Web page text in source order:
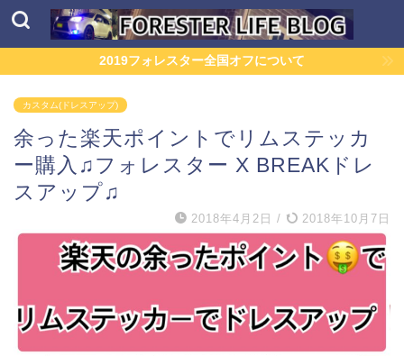
2019フォレスター全国オフについて
カスタム(ドレスアップ)
余った楽天ポイントでリムステッカ
ー購入♫フォレスター X BREAKドレ
スアップ♫
2018年4月2日 / 2018年10月7日